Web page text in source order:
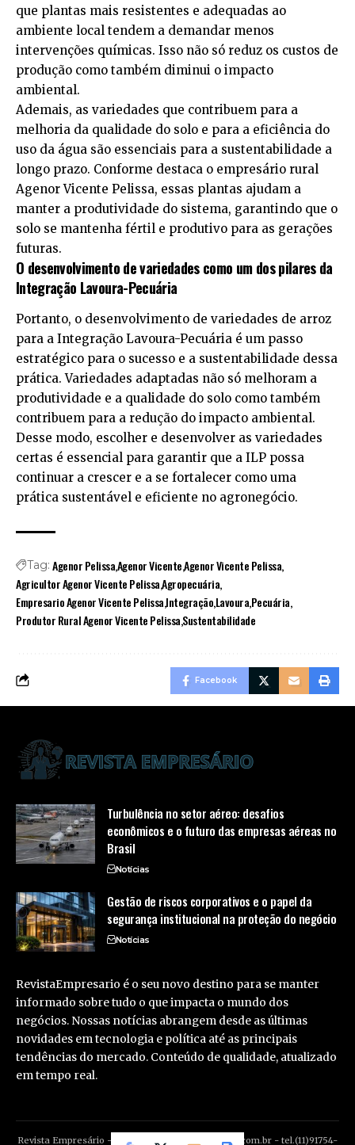
que plantas mais resistentes e adequadas ao
ambiente local tendem a demandar menos
intervenções químicas. Isso não só reduz os custos de
produção como também diminui o impacto
ambiental.
Ademais, as variedades que contribuem para a
melhoria da qualidade do solo e para a eficiência do
uso da água são essenciais para a sustentabilidade a
longo prazo. Conforme destaca o empresário rural
Agenor Vicente Pelissa, essas plantas ajudam a
manter a produtividade do sistema, garantindo que o
solo se mantenha fértil e produtivo para as gerações
futuras.
O desenvolvimento de variedades como um dos pilares da
Integração Lavoura-Pecuária
Portanto, o desenvolvimento de variedades de arroz
para a Integração Lavoura-Pecuária é um passo
estratégico para o sucesso e a sustentabilidade dessa
prática. Variedades adaptadas não só melhoram a
produtividade e a qualidade do solo como também
contribuem para a redução do impacto ambiental.
Desse modo, escolher e desenvolver as variedades
certas é essencial para garantir que a ILP possa
continuar a crescer e a se fortalecer como uma
prática sustentável e eficiente no agronegócio.
Tag: Agenor PelissaAgenor VicenteAgenor Vicente Pelissa
Agricultor Agenor Vicente PelissaAgropecuária
Empresario Agenor Vicente PelissaIntegraçãoLavouraPecuária
Produtor Rural Agenor Vicente PelissaSustentabilidade
Facebook
Turbulência no setor aéreo: desafios
econômicos e o futuro das empresas aéreas no
Brasil
Notícias
Gestão de riscos corporativos e o papel da
segurança institucional na proteção do negócio
Notícias
RevistaEmpresario é o seu novo destino para se manter
informado sobre tudo o que impacta o mundo dos
negócios. Nossas notícias abrangem desde as últimas
novidades em tecnologia e política até as principais
tendências do mercado. Conteúdo de qualidade, atualizado
em tempo real.
Revista Empresário - contato@revistaempresario.com.br - tel.(11)91754-